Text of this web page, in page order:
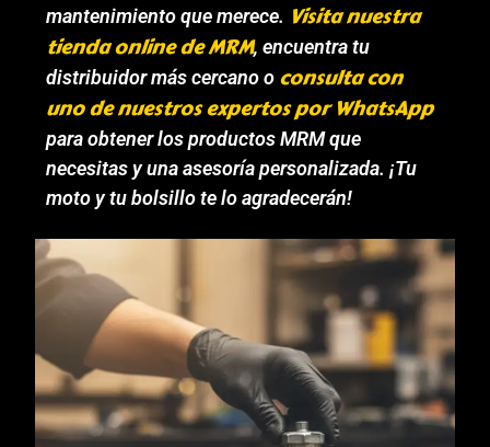
mantenimiento que merece. Visita nuestra
tienda online de MRM, encuentra tu
distribuidor más cercano o consulta con
uno de nuestros expertos por WhatsApp
para obtener los productos MRM que
necesitas y una asesoría personalizada. ¡Tu
moto y tu bolsillo te lo agradecerán!